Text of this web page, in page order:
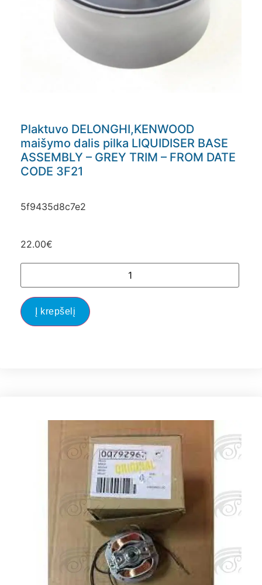
Plaktuvo DELONGHI,KENWOOD
maišymo dalis pilka LIQUIDISER BASE
ASSEMBLY – GREY TRIM – FROM DATE
CODE 3F21
5f9435d8c7e2
22.00€
Į krepšelį